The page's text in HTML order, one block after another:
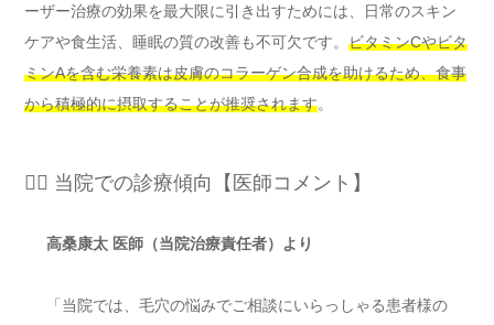
ーザー治療の効果を最大限に引き出すためには、日常のスキン
ケアや食生活、睡眠の質の改善も不可欠です。 ビタミンCやビタ
ミンAを含む栄養素は皮膚のコラーゲン合成を助けるため、食事
から積極的に摂取することが推奨されます。
👨‍⚕️ 当院での診療傾向【医師コメント】
高桑康太 医師（当院治療責任者）より
「当院では、毛穴の悩みでご相談にいらっしゃる患者様の